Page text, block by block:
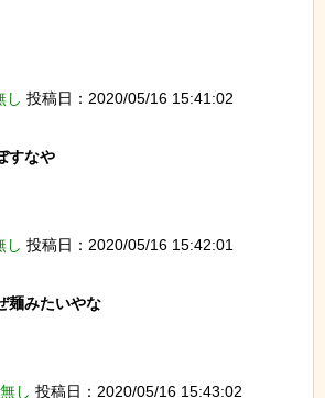
し 投稿日：2020/05/16 15:41:02
すなや
し 投稿日：2020/05/16 15:42:01
麺みたいやな
し 投稿日：2020/05/16 15:43:02